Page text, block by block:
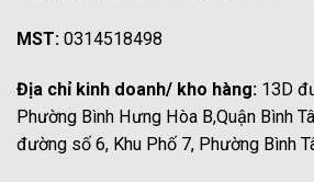
MST: 0314518498
Địa chỉ kinh doanh/ kho hàng: 13D
Phường Bình Hưng Hòa B,Quận Bình
đường số 6, Khu Phố 7, Phường Bình